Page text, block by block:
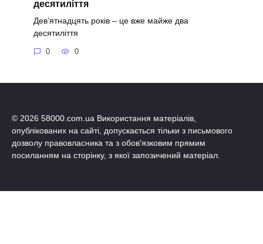
десятиліття
Дев’ятнадцять років – це вже майже два
десятиліття
0 0
© 2026 58000.com.ua Використання матеріалів,
опублікованих на сайті, допускається тільки з письмового
дозволу правовласника та з обов'язковим прямим
посиланням на сторінку, з якої запозичений матеріал.